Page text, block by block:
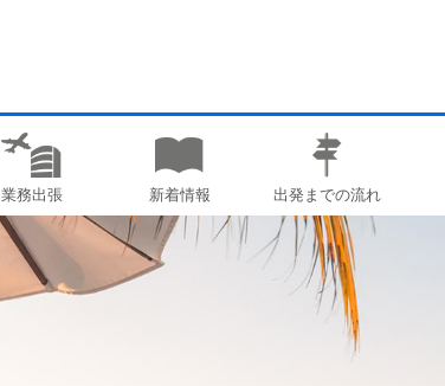
業務出張 新着情報 出発までの流れ